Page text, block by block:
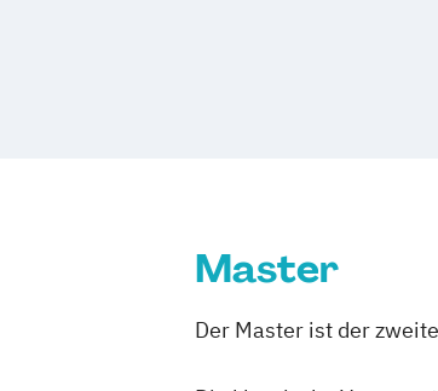
Master
Der Master ist der